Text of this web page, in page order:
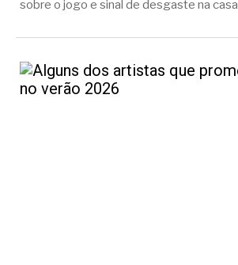
sobre o jogo e sinal de desgaste na casa